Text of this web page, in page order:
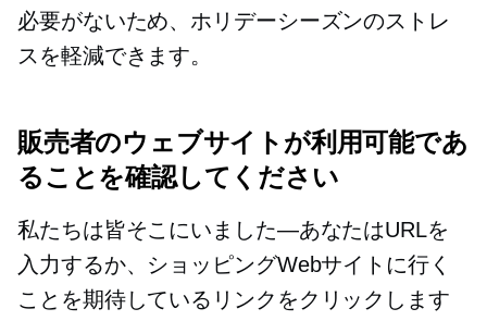
必要がないため、ホリデーシーズンのストレ
スを軽減できます。
販売者のウェブサイトが利用可能であ
ることを確認してください
私たちは皆そこにいました—あなたはURLを
入力するか、ショッピングWebサイトに行く
ことを期待しているリンクをクリックします